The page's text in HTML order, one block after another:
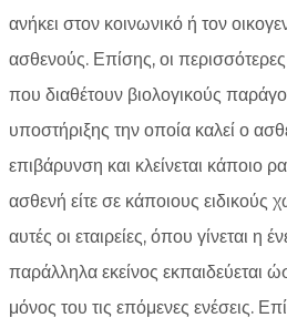
ανήκει στον κοινωνικό ή τον
ασθενούς. Επίσης, οι περισσότερες
που διαθέτουν βιολογικούς
υποστήριξης την οποία καλεί ο
επιβάρυνση και κλείνεται κάποιο
ασθενή είτε σε κάποιους ειδικούς
αυτές οι εταιρείες, όπου γίνεται η
παράλληλα εκείνος εκπαιδεύεται
μόνος του τις επόμενες ενέσεις.